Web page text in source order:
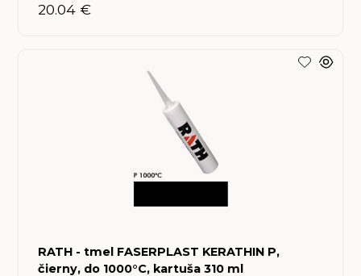
20.04 €
RATH - tmel FASERPLAST KERATHIN P,
čierny, do 1000°C, kartuša 310 ml